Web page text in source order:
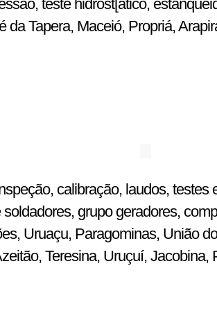
teste hidrost[atico,
da Tapera, Maceió, Propriá,
calibração, laudos,
grupo geradores,
Uruaçu, Paragominas, União
Teresina, Uruçuí, Jacobina,